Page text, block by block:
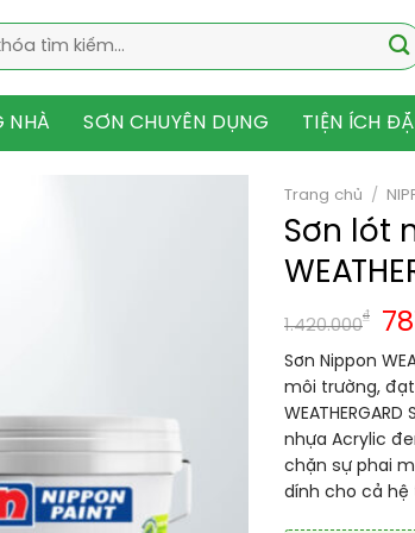
NHÀ SƠN CHUYÊN DỤNG TIỆN ÍCH
Trang chủ /
Sơn lót
1.420.000
₫
Sơn Nippon
môi trường, đạt
nhựa Acrylic
chặn sự phai
dính cho cả hệ